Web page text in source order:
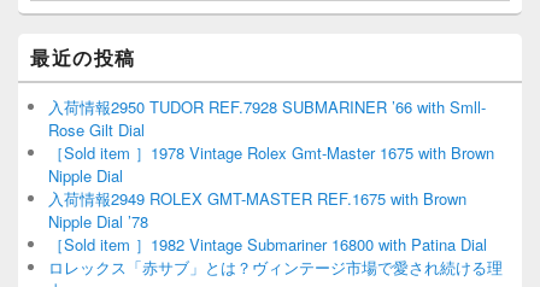
最近の投稿
入荷情報2950 TUDOR REF.7928 SUBMARINER ’66 with Smll-
Rose Gilt Dial
［Sold item ］1978 Vintage Rolex Gmt-Master 1675 with Brown
Nipple Dial
入荷情報2949 ROLEX GMT-MASTER REF.1675 with Brown
Nipple Dial ’78
［Sold item ］1982 Vintage Submariner 16800 with Patina Dial
ロレックス「赤サブ」とは？ヴィンテージ市場で愛され続ける理